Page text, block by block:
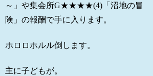
～」や集会所G★★★★(4)「沼地の冒
険」の報酬で手に入ります。
ホロロホルル倒します。
主に子どもが。